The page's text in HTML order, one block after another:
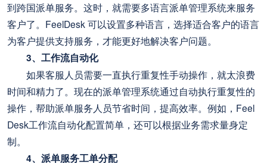
到跨国派单服务。这时，就需要多语言派单管理系统来服务
客户了。FeelDesk 可以设置多种语言，选择适合客户的语言
为客户提供支持服务，才能更好地解决客户问题。
3、工作流自动化
如果客服人员需要一直执行重复性手动操作，就太浪费
时间和精力了。现在的派单管理系统通过自动执行重复性的
操作，帮助派单服务人员节省时间，提高效率。例如，Feel
Desk工作流自动化配置简单，还可以根据业务需求量身定
制。
4、派单服务工单分配